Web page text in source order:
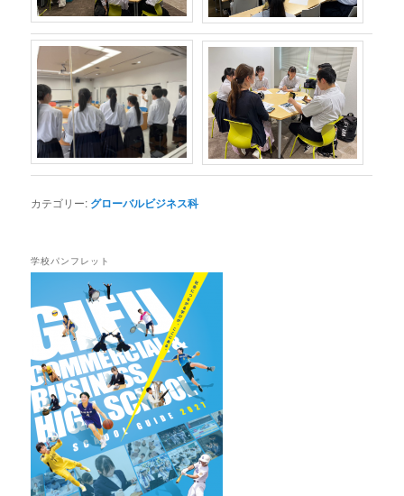
カテゴリー: グローバルビジネス科
学校パンフレット